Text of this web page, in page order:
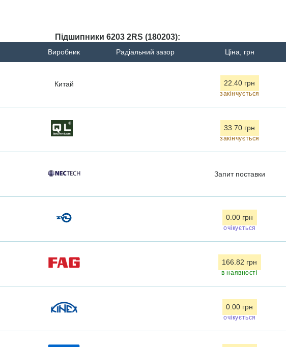
Підшипники 6203 2RS (180203):
Виробник Радіальний зазор Ціна, грн
Китай 22.40 грн
закінчується
33.70 грн
закінчується
Запит поставки
0.00 грн
очікується
166.82 грн
в наявності
0.00 грн
очікується